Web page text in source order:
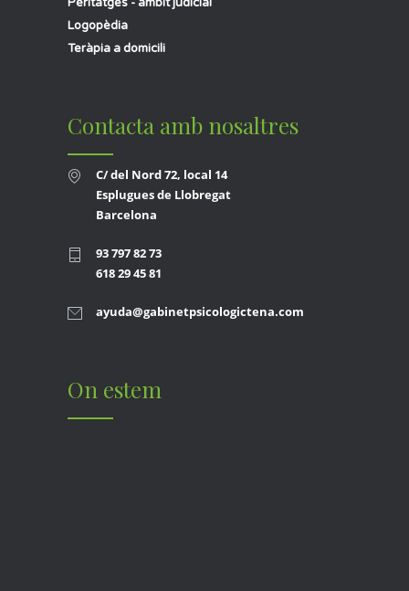
Logopèdia
Teràpia a domicili
Contacta amb nosaltres
C/ del Nord 72, local 14
Esplugues de Llobregat
Barcelona
93 797 82 73
618 29 45 81
ayuda@gabinetpsicologictena.com
On estem